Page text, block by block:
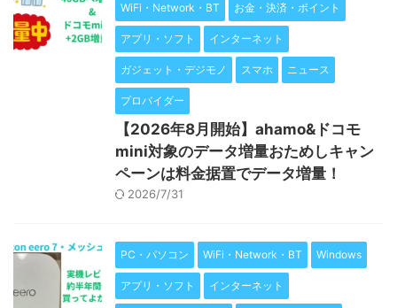
WiFi・Network・BT お金・決済・ポイント
アプリ・ソフト インターネット
ガジェット・デジモノ スマホ ニュース
プロバイダー
【2026年8月開始】ahamo&ドコモ
mini対象のデータ増量おためしキャン
ペーンは料金据置でデータ増量！
2026/7/31
PC・パソコン WiFi・Network・BT Windows
アプリ・ソフト インターネット